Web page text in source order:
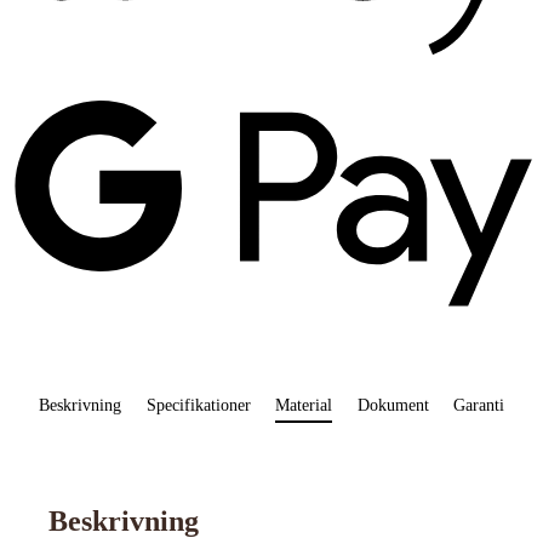
Beskrivning Specifikationer Material Dokument Garanti
Beskrivning